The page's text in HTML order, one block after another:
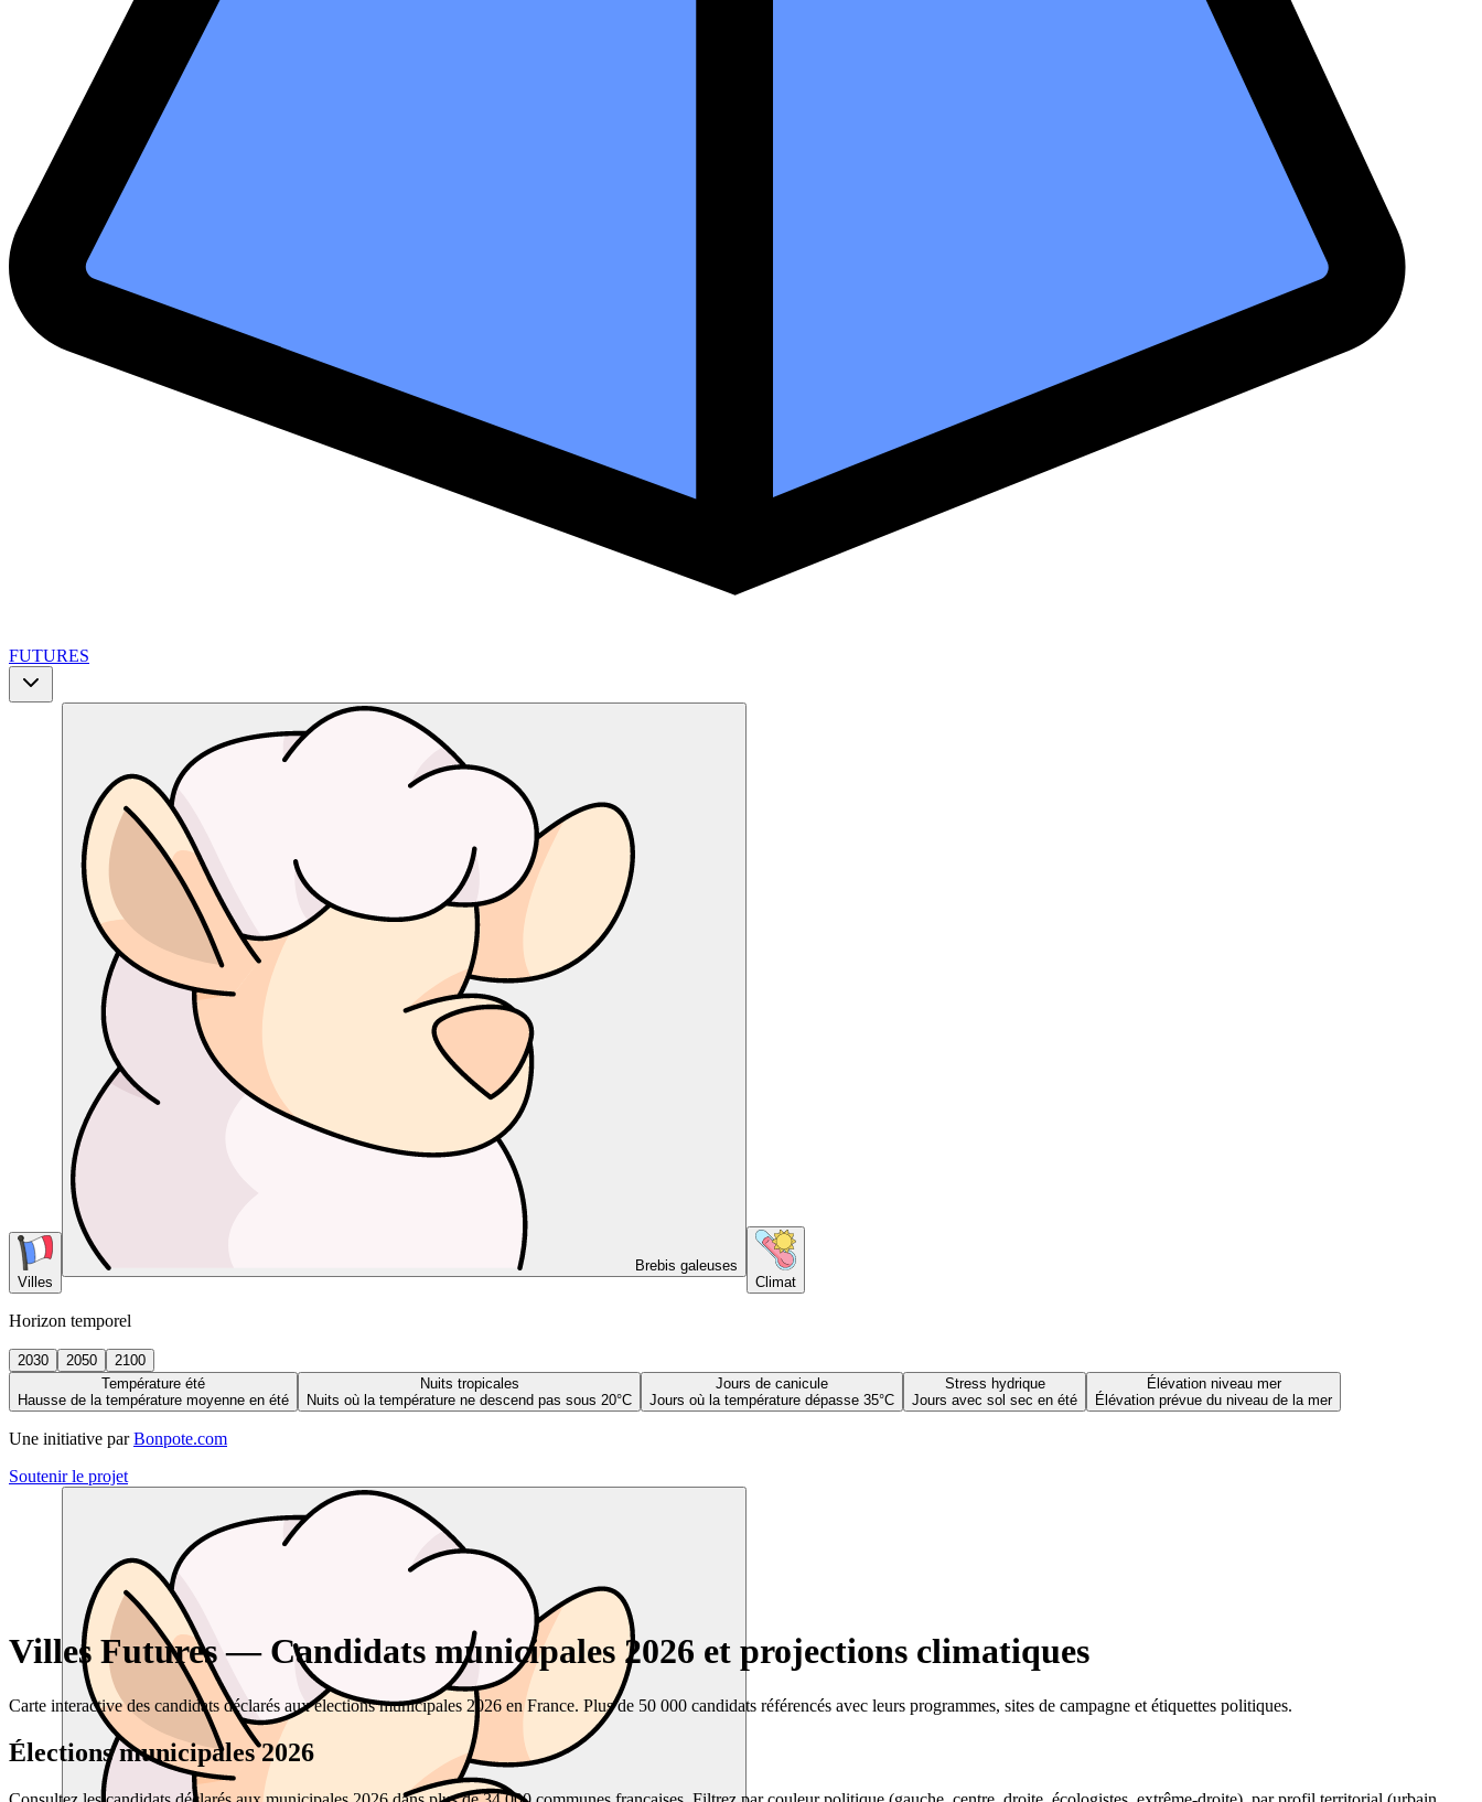
FUTURES
Villes
Brebis galeuses
Climat
Horizon temporel
2030 2050
2100
Température été
Hausse de la température moyenne en été
Nuits tropicales
Nuits où la température ne descend pas sous 20°C
Jours de canicule
Jours où la température dépasse 35°C
Stress hydrique
Jours avec sol sec en été
Élévation niveau mer
Élévation prévue du niveau de la mer
Une initiative par Bonpote.com
Soutenir le projet
Villes Futures — Candidats municipales 2026 et projections climatiques
Carte interactive des candidats déclarés aux élections municipales 2026 en France. Plus de 50 000 candidats référencés avec leurs programmes, sites de campagne et étiquettes politiques.
Élections municipales 2026